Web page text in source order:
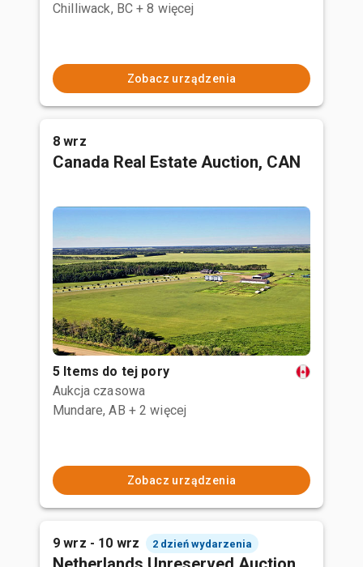
Chilliwack, BC + 8 więcej
Zobacz urządzenia
8 wrz
Canada Real Estate Auction, CAN
5 Items do tej pory
Aukcja czasowa
Mundare, AB + 2 więcej
Zobacz urządzenia
9 wrz - 10 wrz 2 dzień wydarzenia